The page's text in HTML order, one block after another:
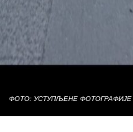
ФОТО: УСТУПЉЕНЕ ФОТОГРАФИЈЕ